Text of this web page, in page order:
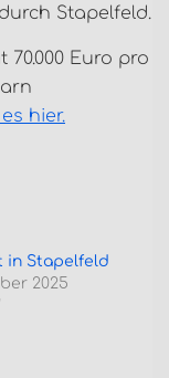
Stapelfeld.
Euro pro
hier.
in Stapelfeld
2025